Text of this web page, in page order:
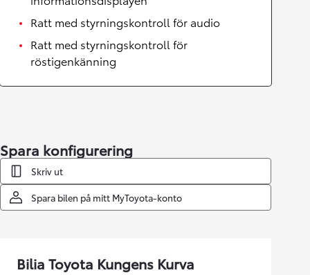
Ratt med styrningskontroll för audio
Ratt med styrningskontroll för
röstigenkänning
Spara konfigurering
Skriv ut
Spara bilen på mitt MyToyota-konto
Bilia Toyota Kungens Kurva